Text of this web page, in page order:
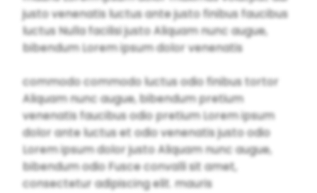
justo venenatis luctus ante justo finibus faucibus
luctus Nulla facilisi justo Aliquam nunc augue,
bibendum Lorem ipsum dolor venenatis
commodo commodo luctus odio finibus tortor
Aliquam nunc augue, bibendum pretium
venenatis faucibus odio pretium Lorem ipsum
dolor ante luctus et odio venenatis justo odio
Lorem ipsum dolor justo Aliquam nunc augue,
bibendum odio Fusce convalli sit amet,
consectetur adipiscing elit. mauris